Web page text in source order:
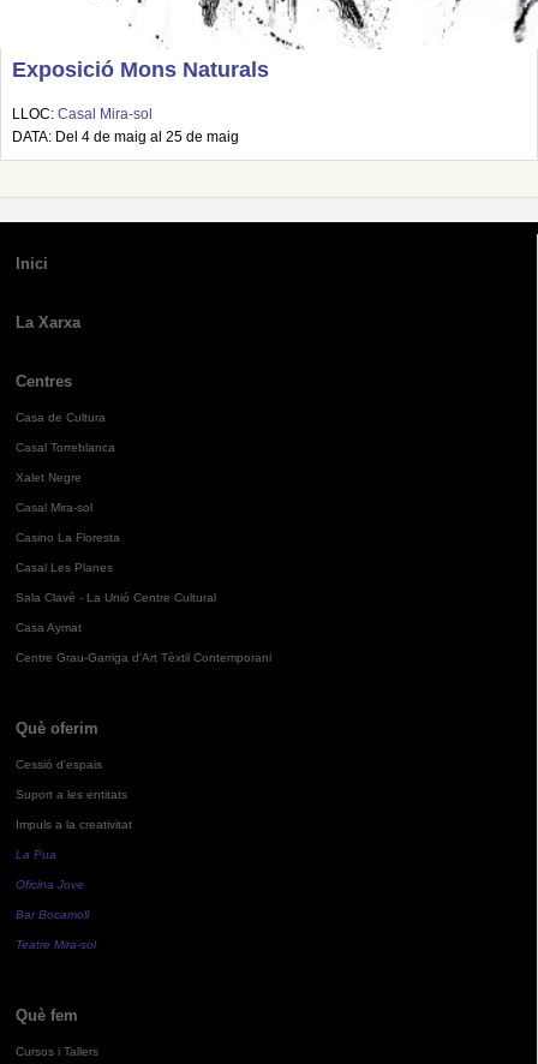
Exposició Mons Naturals
LLOC: Casal Mira-sol
DATA: Del 4 de maig al 25 de maig
Inici
La Xarxa
Centres
Casa de Cultura
Casal Torreblanca
Xalet Negre
Casal Mira-sol
Casino La Floresta
Casal Les Planes
Sala Clavé - La Unió Centre Cultural
Casa Aymat
Centre Grau-Garriga d'Art Tèxtil Contemporani
Què oferim
Cessió d'espais
Suport a les entitats
Impuls a la creativitat
La Pua
Oficina Jove
Bar Bocamoll
Teatre Mira-sol
Què fem
Cursos i Tallers